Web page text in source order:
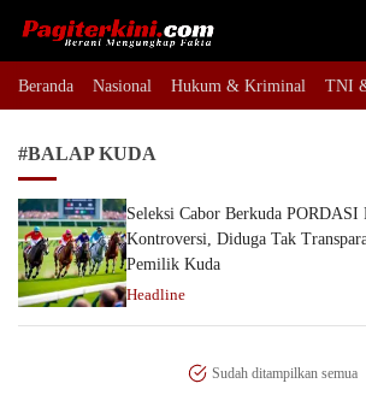
Pagiterkini.com
Berani Mengungkap Fakta
Beranda Nasional Hukum & Kriminal TNI
#BALAP KUDA
Seleksi Cabor Berkuda PORDASI
Kontroversi, Diduga Tak
Pemilik Kuda
Headline
Sudah ditampilkan semua